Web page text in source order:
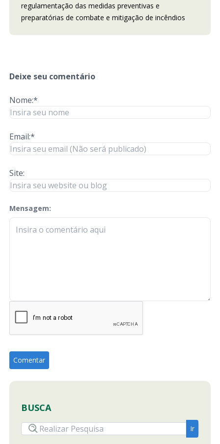
regulamentação das medidas preventivas e
preparatórias de combate e mitigação de incêndios
Deixe seu comentário
Nome:*
Email:*
Site:
Mensagem:
check-terms
BUSCA